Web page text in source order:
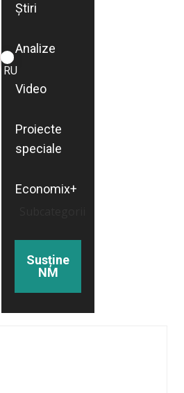
ROMÂNĂ
RU
Știri
Analize
Video
Proiecte
speciale
Economix+
Susține
NM